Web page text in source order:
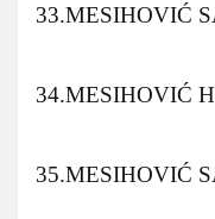
33.MESIHOVIĆ
34.MESIHOVIĆ
35.MESIHOVIĆ